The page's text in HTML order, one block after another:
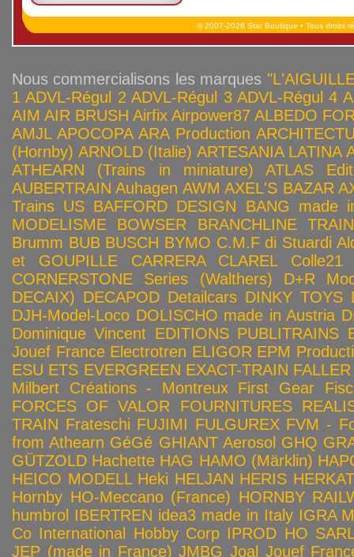
© 2007-2026 Star Boutique • Tous droits
Nous commercialisons les marques
1 ADVL-Régul 2 ADVL-Régul 3 ADVL-Régul 4
AIM AIR BRUSH Airfix Airpower87 ALBEDO
AMJL APOCOPA ARA Production
(Hornby) ARNOLD (Italie) ARTESANIA LATINA
ATHEARN (Trains in miniature)
ATLAS
AUBERTRAIN Auhagen AWM AXEL'S BAZAR
Trains US BAFFORD DESIGN
BANG made
MODELISME
BOWSER
BRANCHLINE
Brumm BUB BUSCH BYMO C.M.F di Stuardi
et GOUPILLE
CARRERA CLAREL
Colle21
CORNERSTONE Series (Walthers)
D+R
DECAIX) DECAPOD Detailcars DINKY TOYS
DJH-Model-Loco DOLISCHO made in Austria
Dominique Vincent EDITIONS PUBLITRAINS
Jouef France Electrotren ELIGOR EPM
ESU ETS EVERGREEN EXACT-TRAIN FALLER
Milbert Créations - Montreux First Gear
FORCES OF VALOR
FOURNITURES
TRAIN Frateschi FUJIMI FULGUREX FVM -
from Athearn GéGé GHIANT Aerosol GHQ
GÜTZOLD Hachette HAG HAMO (Märklin)
HEICO MODELL Heki HELJAN HERIS HERKAT
Hornby HO-Meccano (France) HORNBY
humbrol IBERTREN idea3 made in Italy IGRA
Co International Hobby Corp IPROD HO
JEP (made in France) JMBG Joal Jouef